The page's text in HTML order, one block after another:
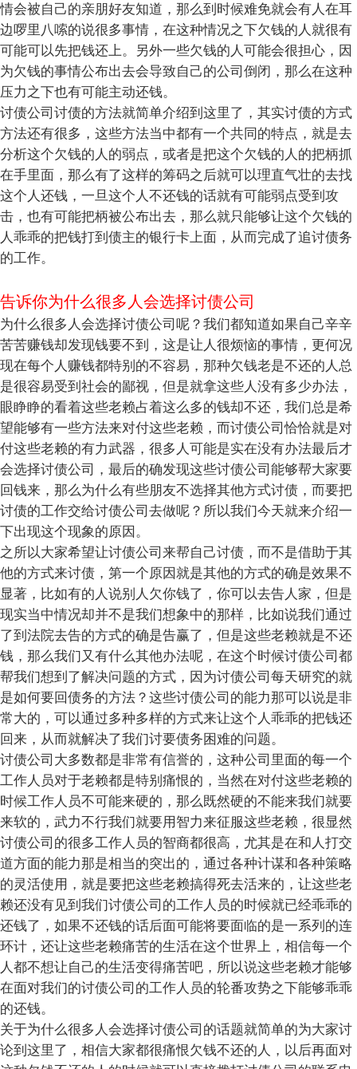
情会被自己的亲朋好友知道，那么到时候难免就会有人在耳
边啰里八嗦的说很多事情，在这种情况之下欠钱的人就很有
可能可以先把钱还上。另外一些欠钱的人可能会很担心，因
为欠钱的事情公布出去会导致自己的公司倒闭，那么在这种
压力之下也有可能主动还钱。
讨债公司讨债的方法就简单介绍到这里了，其实讨债的方式
方法还有很多，这些方法当中都有一个共同的特点，就是去
分析这个欠钱的人的弱点，或者是把这个欠钱的人的把柄抓
在手里面，那么有了这样的筹码之后就可以理直气壮的去找
这个人还钱，一旦这个人不还钱的话就有可能弱点受到攻
击，也有可能把柄被公布出去，那么就只能够让这个欠钱的
人乖乖的把钱打到债主的银行卡上面，从而完成了追讨债务
的工作。
告诉你为什么很多人会选择讨债公司
为什么很多人会选择讨债公司呢？我们都知道如果自己辛辛
苦苦赚钱却发现钱要不到，这是让人很烦恼的事情，更何况
现在每个人赚钱都特别的不容易，那种欠钱老是不还的人总
是很容易受到社会的鄙视，但是就拿这些人没有多少办法，
眼睁睁的看着这些老赖占着这么多的钱却不还，我们总是希
望能够有一些方法来对付这些老赖，而讨债公司恰恰就是对
付这些老赖的有力武器，很多人可能是实在没有办法最后才
会选择讨债公司，最后的确发现这些讨债公司能够帮大家要
回钱来，那么为什么有些朋友不选择其他方式讨债，而要把
讨债的工作交给讨债公司去做呢？所以我们今天就来介绍一
下出现这个现象的原因。
之所以大家希望让讨债公司来帮自己讨债，而不是借助于其
他的方式来讨债，第一个原因就是其他的方式的确是效果不
显著，比如有的人说别人欠你钱了，你可以去告人家，但是
现实当中情况却并不是我们想象中的那样，比如说我们通过
了到法院去告的方式的确是告赢了，但是这些老赖就是不还
钱，那么我们又有什么其他办法呢，在这个时候讨债公司都
帮我们想到了解决问题的方式，因为讨债公司每天研究的就
是如何要回债务的方法？这些讨债公司的能力那可以说是非
常大的，可以通过多种多样的方式来让这个人乖乖的把钱还
回来，从而就解决了我们讨要债务困难的问题。
讨债公司大多数都是非常有信誉的，这种公司里面的每一个
工作人员对于老赖都是特别痛恨的，当然在对付这些老赖的
时候工作人员不可能来硬的，那么既然硬的不能来我们就要
来软的，武力不行我们就要用智力来征服这些老赖，很显然
讨债公司的很多工作人员的智商都很高，尤其是在和人打交
道方面的能力那是相当的突出的，通过各种计谋和各种策略
的灵活使用，就是要把这些老赖搞得死去活来的，让这些老
赖还没有见到我们讨债公司的工作人员的时候就已经乖乖的
还钱了，如果不还钱的话后面可能将要面临的是一系列的连
环计，还让这些老赖痛苦的生活在这个世界上，相信每一个
人都不想让自己的生活变得痛苦吧，所以说这些老赖才能够
在面对我们的讨债公司的工作人员的轮番攻势之下能够乖乖
的还钱。
关于为什么很多人会选择讨债公司的话题就简单的为大家讨
论到这里了，相信大家都很痛恨欠钱不还的人，以后再面对